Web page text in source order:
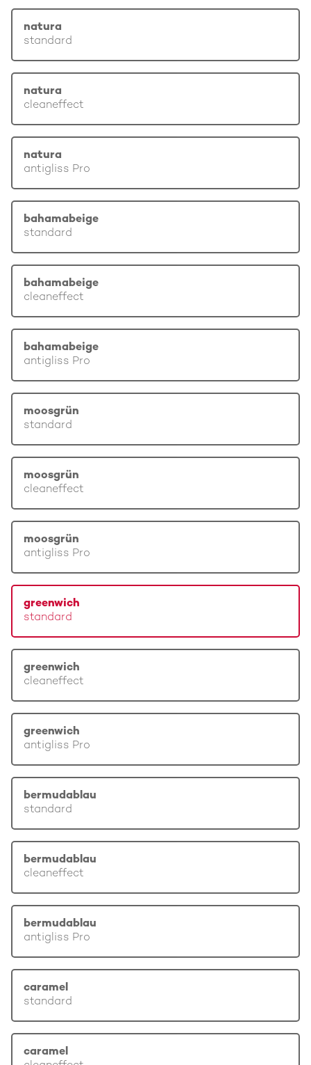
natura
standard
natura
cleaneffect
natura
antigliss Pro
bahamabeige
standard
bahamabeige
cleaneffect
bahamabeige
antigliss Pro
moosgrün
standard
moosgrün
cleaneffect
moosgrün
antigliss Pro
greenwich
standard
greenwich
cleaneffect
greenwich
antigliss Pro
bermudablau
standard
bermudablau
cleaneffect
bermudablau
antigliss Pro
caramel
standard
caramel